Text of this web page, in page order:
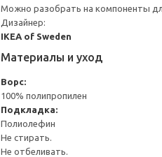
Можно разобрать на компоненты
Дизайнер:
IKEA of Sweden
Материалы и уход
Ворс:
100% полипропилен
Подкладка:
Полиолефин
Не стирать.
Не отбеливать.